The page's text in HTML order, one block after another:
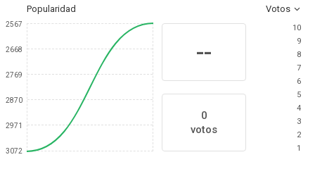
Popularidad Votos
2567
2668
2769
2870
2971
3072
--
0
votos
10
9
8
7
6
5
4
3
2
1